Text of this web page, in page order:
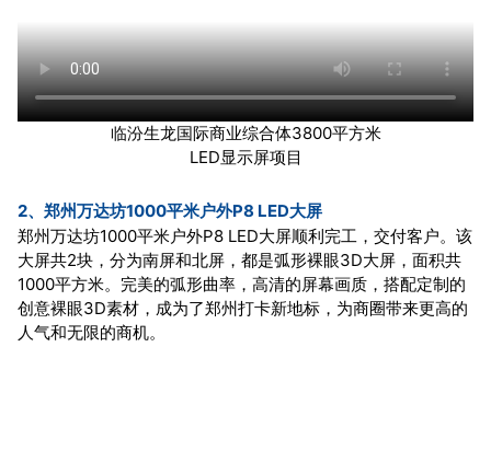
临汾生龙国际商业综合体3800平方米
LED显示屏项目
2、郑州万达坊1000平米户外P8 LED大屏
郑州万达坊1000平米户外P8 LED大屏顺利完工，交付客户。该
大屏共2块，分为南屏和北屏，都是弧形裸眼3D大屏，面积共
1000平方米。完美的弧形曲率，高清的屏幕画质，搭配定制的
创意裸眼3D素材，成为了郑州打卡新地标，为商圈带来更高的
人气和无限的商机。